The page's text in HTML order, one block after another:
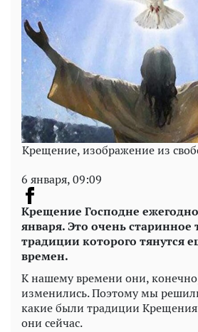
Крещение, изображение из
6 января, 09:09
Крещение Господне
января. Это очень старинное
традиции которого тянутся
времен.
К нашему времени они,
изменились. Поэтому мы
какие были традиции
они сейчас.